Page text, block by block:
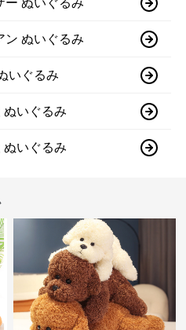
ン ぬいぐるみ
いぐるみ
ぬいぐるみ
ぬいぐるみ